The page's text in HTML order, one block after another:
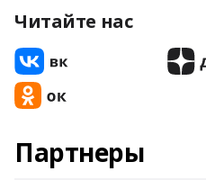
Читайте нас
Партнеры